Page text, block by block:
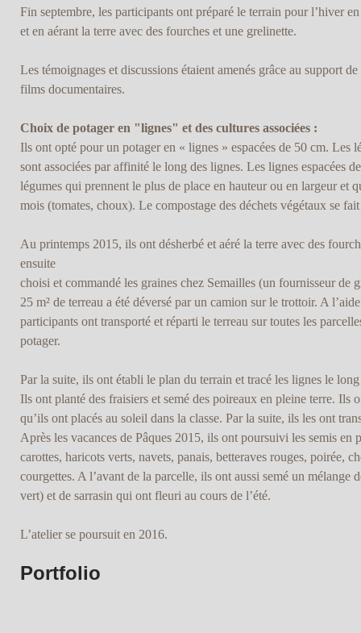
Fin septembre, les participants ont préparé le terrain pour l’hiver
et en aérant la terre avec des fourches et une grelinette.
Les témoignages et discussions étaient amenés grâce au support
films documentaires.
Choix de potager en "lignes" et des cultures associées :
Ils ont opté pour un potager en « lignes » espacées de 50 cm. Les
sont associées par affinité le long des lignes. Les lignes espacées
légumes qui prennent le plus de place en hauteur ou en largeur et
mois (tomates, choux). Le compostage des déchets végétaux se
Au printemps 2015, ils ont désherbé et aéré la terre avec des
ensuite
choisi et commandé les graines chez Semailles (un fournisseur de
25 m² de terreau a été déversé par un camion sur le trottoir. A
participants ont transporté et réparti le terreau sur toutes les
potager.
Par la suite, ils ont établi le plan du terrain et tracé les lignes le
Ils ont planté des fraisiers et semé des poireaux en pleine terre. Ils
qu’ils ont placés au soleil dans la classe. Par la suite, ils les ont
Après les vacances de Pâques 2015, ils ont poursuivi les semis en
carottes, haricots verts, navets, panais, betteraves rouges, poirée,
courgettes. A l’avant de la parcelle, ils ont aussi semé un mélange
vert) et de sarrasin qui ont fleuri au cours de l’été.
L’atelier se poursuit en 2016.
Portfolio